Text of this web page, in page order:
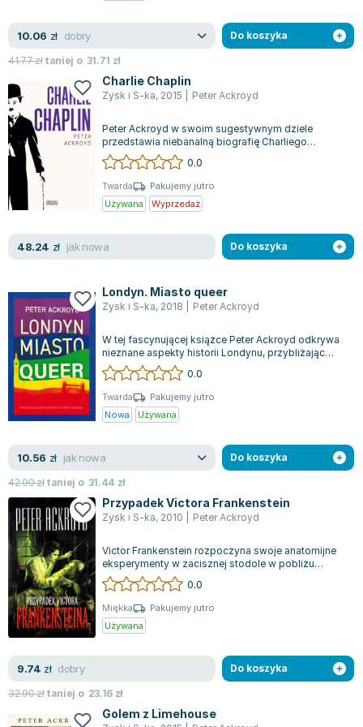
Agata Passent
Michel Moran
Maciej Orłoś
Jo Nesbo
Katarzyna Miller
Antoine de Saint Exupery
Lew Tołstoj
Mark Twain
Marcin Meller
ks. Piotr Pawlukiewicz
Piotr Latocha
Michael Scott
Piotr Semka
Jarosław Iwaszkiewicz
Joseph Murphy
Jan Sztaudynger
Aleksander Puszkin
Małgorzata Ohme
Maddie Ziegler
Leszek Czarnecki
Joanna Racewicz
Maria Seweryn
Janina Zającówna
Eric Helms
Anna Prus (oprac.)
Nela Mała Reporterka
Barbara Wrzesińska
Terry Pratchett
Virginia Woolf
10.06 zł dobry
41.77złtaniej o 31.71 zł
Do koszyka
Charlie Chaplin
Zysk i S-ka, 2015 Peter Ackroyd
Peter Ackroyd w swoim sugestywnym dziele
przedstawia niebanalną biografię Charliego
Chaplina, jednego z pierwszych prawdziwych
sym...
0.0
Twarda
Pakujemy jutro
Używana
Wyprzedaż
48.24 zł jak nowa Do koszyka
Londyn. Miasto queer
Zysk i S-ka, 2018 Peter Ackroyd
W tej fascynującej książce Peter Ackroyd odkrywa
nieznane aspekty historii Londynu, przybliżając
czytelnikowi zróżnicowane i skomp...
0.0
Twarda
Pakujemy jutro
Nowa
Używana
10.56 zł jak nowa
42.00złtaniej o 31.44 zł
Do koszyka
Przypadek Victora Frankenstein
Zysk i S-ka, 2010 Peter Ackroyd
Victor Frankenstein rozpoczyna swoje anatomijne
eksperymenty w zacisznej stodole w pobliżu
odizolowanej wioski Headington, nieopod...
0.0
Miękka
Pakujemy jutro
Używana
9.74 zł dobry
32.90złtaniej o 23.16 zł
Do koszyka
Golem z Limehouse